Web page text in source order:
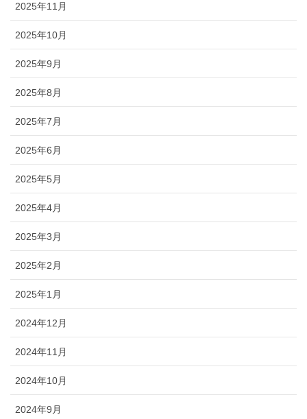
2025年11月
2025年10月
2025年9月
2025年8月
2025年7月
2025年6月
2025年5月
2025年4月
2025年3月
2025年2月
2025年1月
2024年12月
2024年11月
2024年10月
2024年9月